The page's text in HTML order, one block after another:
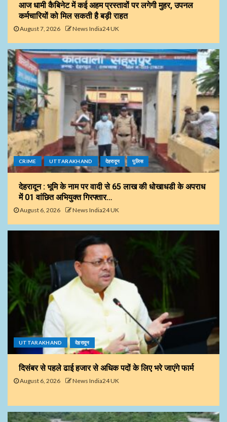
आज धामी कैबिनेट में कई अहम प्रस्तावों पर लगेगी मुहर, उपनल
कर्मचारियों को मिल सकती है बड़ी राहत
August 7, 2026 News India24 UK
CRIME UTTARAKHAND देहरादून पुलिस
देहरादून : भूमि के नाम पर वादी से 65 लाख की धोखाधडी के अपराध
में 01 वांछित अभियुक्त गिरफ्तार…
August 6, 2026 News India24 UK
UTTARAKHAND देहरादून
दिसंबर से पहले ढाई हजार से अधिक पदों के लिए भरे जाएंगे फार्म
August 6, 2026 News India24 UK